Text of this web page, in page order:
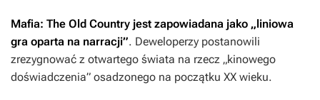
Mafia: The Old Country jest zapowiadana jako „liniowa
gra oparta na narracji”. Deweloperzy postanowili
zrezygnować z otwartego świata na rzecz „kinowego
doświadczenia” osadzonego na początku XX wieku.